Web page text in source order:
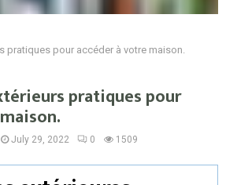
pratiques pour accéder à votre maison.
pratiques pour
July 29, 2022 0 1509